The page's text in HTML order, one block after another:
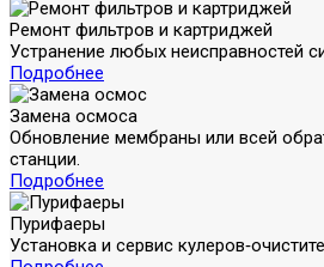
Ремонт фильтров и картриджей
Устранение любых неисправностей
Подробнее
Замена осмоса
Обновление мембраны или всей
станции.
Подробнее
Пурифаеры
Установка и сервис